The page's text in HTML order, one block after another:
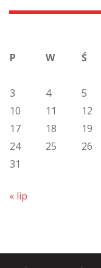
P
W Ś
3
4 5
10
11 12
17
18 19
24
25 26
31
« lip